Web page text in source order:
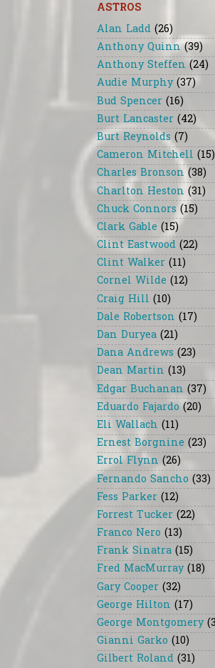
ASTROS
Alan Ladd (26)
Anthony Quinn (39)
Anthony Steffen (24)
Audie Murphy (37)
Bud Spencer (16)
Burt Lancaster (42)
Burt Reynolds (7)
Cameron Mitchell (15)
Charles Bronson (38)
Charlton Heston (31)
Chuck Connors (15)
Clark Gable (15)
Clint Eastwood (22)
Clint Walker (11)
Cornel Wilde (12)
Craig Hill (10)
Dale Robertson (17)
Dan Duryea (21)
Dana Andrews (23)
Dean Martin (13)
Edgar Buchanan (37)
Eduardo Fajardo (20)
Eli Wallach (11)
Ernest Borgnine (23)
Errol Flynn (26)
Fernando Sancho (33)
Fess Parker (12)
Forrest Tucker (22)
Franco Nero (13)
Frank Sinatra (15)
Fred MacMurray (18)
Gary Cooper (32)
George Hilton (17)
George Montgomery
Gianni Garko (10)
Gilbert Roland (31)